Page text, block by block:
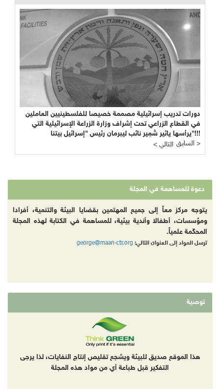
دورات تدريب إسرائيلية مصممة خصيصا للفلسطينيين العاملين
في القطاع الزراعي تحت إشراف وزارة الزراعة الإسرائيلية التي
يرأسها يائير شَمِير نائب ليبرمان رئيس "إسرائيل بيتنا"!!!
< التالي
السابق >
دعوة للمساهمة في المجلة
يتوجه مركز معاً إلى جميع المهتمين بقضايا البيئة والتنمية، أفرادا
ومؤسسات، أطفالا وأندية بيئية، للمساهمة في الكتابة لهذه المجلة
المحكّمة علمياً.
ترسل المواد إلى العنوان التالي: george@maan-ctr.org
توصية
هذا الموقع صديق للبيئة ويشجع تقليص إنتاج النفايات، لذا يرجى
التفكير قبل طباعة أي من مواد هذه المجلة